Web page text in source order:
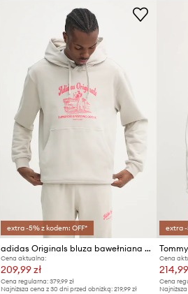
Rozmiarówka standardowa
Zalecamy wybór rozmiaru, jaki
zazwyczaj.
Rozmiary prezentowane w
zostały przeliczone na
europejską tabelę
metce dostarczonego
znajduje się oryginalne
Tabela rozmiarów
extra -5% z kodem: OFF*
adidas Originals bluza bawełniana Wabash
Cena aktualna:
209,99 zł
Cena regularna:379,99 zł
Najniższa cena z 30 dni przed obniżką:219,99 zł
extra -
Cena
Cena